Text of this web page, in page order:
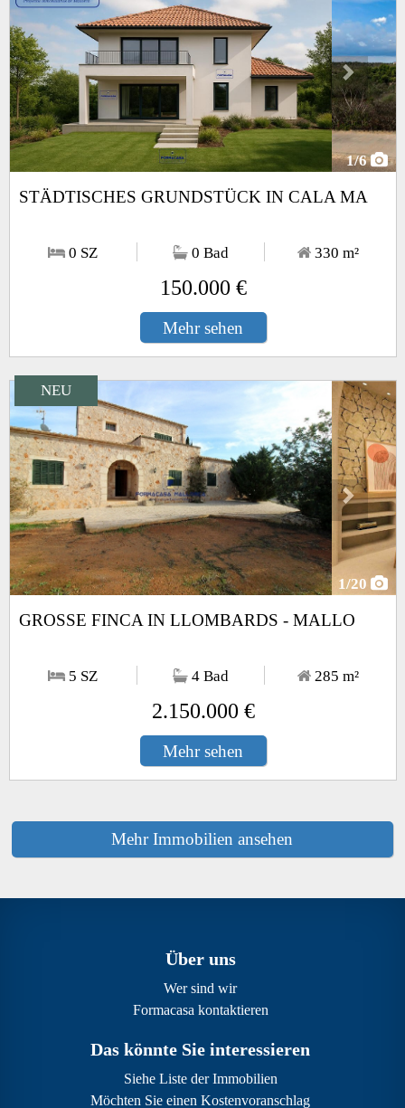
1/6
STÄDTISCHES GRUNDSTÜCK IN CALA MA
0 SZ 0 Bad 330m²
150.000 €
Mehr sehen
NEU Next
1/20
GROSSE FINCA IN LLOMBARDS - MALLO
5 SZ 4 Bad 285m²
2.150.000 €
Mehr sehen
Mehr Immobilien ansehen
Über uns
Wer sind wir
Formacasa kontaktieren
Das könnte Sie interessieren
Siehe Liste der Immobilien
Möchten Sie einen Kostenvoranschlag